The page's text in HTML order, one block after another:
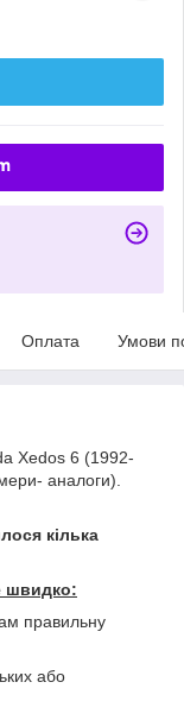
Оплата Умови
Xedos 6 (1992-
аналоги).
кілька
швидко:
правильну
або